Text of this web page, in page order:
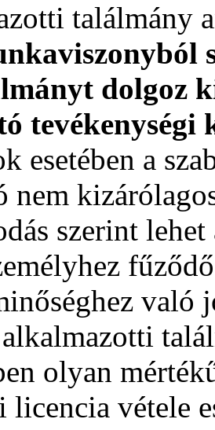
találmány
dolgoz
tevékenységi
esetében a
nem
szerint
való
olyan
licencia vétele